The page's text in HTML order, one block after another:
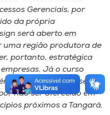
Gerenciais, por
da própria
será aberto em
uma região produtora de
portanto, estratégica
Já o curso
foi escolhido por ser
não ser oferecido em
próximos a Tangará.